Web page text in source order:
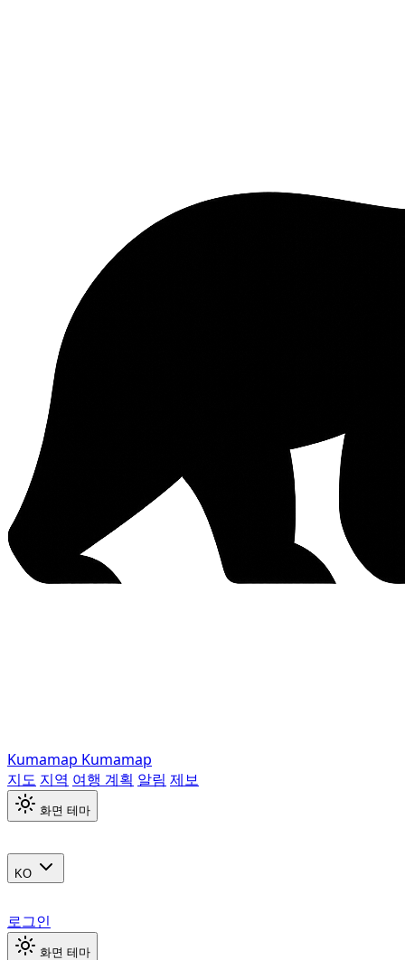
Kumamap Kumamap
지도 지역 여행 계획 알림 제보
화면 테마
KO
로그인
화면 테마